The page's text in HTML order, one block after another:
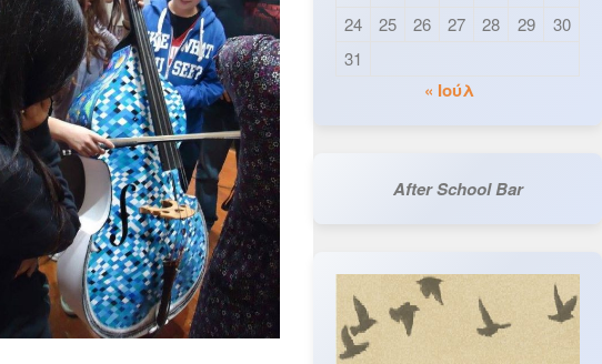
24
25 26 27 28 29
30
31
« Ιούλ
After School Bar